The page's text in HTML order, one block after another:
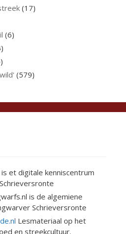
(17)
(6)
(579)
is et digitale kenniscentrum
is de algemiene
Schrieversronte
Lesmateriaal op het
en streekcultuur.